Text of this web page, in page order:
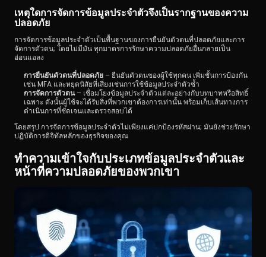
เหตุใดการจัดการข้อมูลประจำตัวจึงเป็นรากฐานของความ
ปลอดภัย
การจัดการข้อมูลประจำตัวเป็นพื้นฐานของการยืนยันตัวตนที่ปลอดภัยและการ
จัดการตัวตน; โดยไม่มีมัน ทุกมาตรการรักษาความปลอดภัยอื่นกลายเป็น
อ่อนแอลง
การยืนยันตัวตนที่ปลอดภัย – ยืนยันตัวตนของผู้ใช้ทุกคน เพิ่มชั้นการป้องกัน
เช่น MFA และหยุดนิสัยที่เสี่ยงเช่นการใช้ข้อมูลประจำตัวซ้ำ
การจัดการตัวตน – เชื่อมโยงข้อมูลประจำตัวแต่ละอย่างกับบทบาทหรือสิทธิ์
เฉพาะ ดังนั้นผู้ใช้จะได้รับสิ่งที่พวกเขาต้องการเท่านั้น พร้อมเก็บเส้นทางการ
ดำเนินการที่ชัดเจนและตรวจสอบได้
โดยสรุป การจัดการข้อมูลประจำตัวไม่เพียงแค่ปกป้องรหัสผ่าน; มันยังช่วยรักษา
ปฏิบัติการดิจิทัลหลักของธุรกิจของคุณ
ทำความเข้าใจกับประเภทข้อมูลประจำตัวและ
หน้าที่ความปลอดภัยของพวกเขา